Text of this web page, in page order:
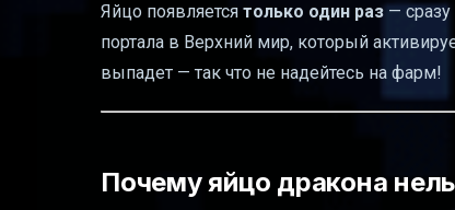
Яйцо появляется только один раз —
портала в Верхний мир, который
выпадет — так что не надейтесь на фарм!
Почему яйцо дракона